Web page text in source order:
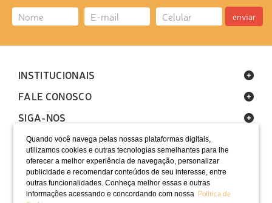
Quando você navega pelas nossas plataformas digitais,
utilizamos cookies e outras tecnologias semelhantes para lhe
oferecer a melhor experiência de navegação, personalizar
publicidade e recomendar conteúdos de seu interesse, entre
outras funcionalidades. Conheça melhor essas e outras
informações acessando e concordando com nossa Política de
enviar
INSTITUCIONAIS
FALE CONOSCO
SIGA-NOS
LOCALIZAÇÃO